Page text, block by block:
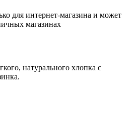
для интернет-магазина и может
магазинах
натурального хлопка с